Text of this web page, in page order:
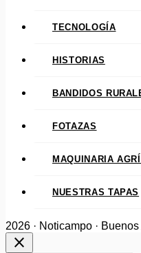
TECNOLOGÍA
HISTORIAS
BANDIDOS
FOTAZAS
MAQUINARIA
NUESTRAS TAPAS
2026 · Noticampo ·
close